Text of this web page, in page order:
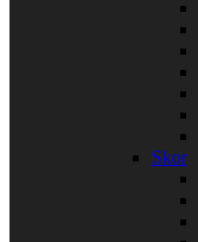
Skor